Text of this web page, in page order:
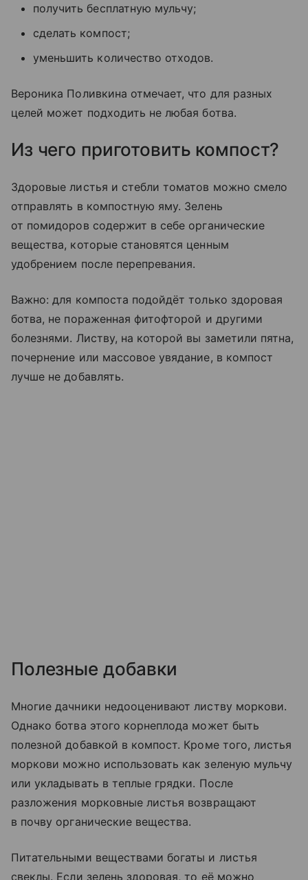
получить бесплатную мульчу;
сделать компост;
уменьшить количество отходов.
Вероника Поливкина отмечает, что для разных
целей может подходить не любая ботва.
Из чего приготовить компост?
Здоровые листья и стебли томатов можно смело
отправлять в компостную яму. Зелень
от помидоров содержит в себе органические
вещества, которые становятся ценным
удобрением после перепревания.
Важно: для компоста подойдёт только здоровая
ботва, не пораженная фитофторой и другими
болезнями. Листву, на которой вы заметили пятна,
почернение или массовое увядание, в компост
лучше не добавлять.
Полезные добавки
Многие дачники недооценивают листву моркови.
Однако ботва этого корнеплода может быть
полезной добавкой в компост. Кроме того, листья
моркови можно использовать как зеленую мульчу
или укладывать в теплые грядки. После
разложения морковные листья возвращают
в почву органические вещества.
Питательными веществами богаты и листья
свеклы. Если зелень здоровая, то её можно